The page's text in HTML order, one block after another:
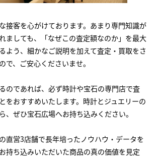
接客を心がけております。あまり専門知識が
ましても、「なぜこの査定額なのか」を最大
よう、細かなご説明を加えて査定・買取をさ
で、ご安心くださいませ。
のであれば、必ず時計や宝石の専門店で査
をおすすめいたします。時計とジュエリーの
、ぜひ宝石広場へお持ち込みください。
直営3店舗で長年培ったノウハウ・データを
持ち込みいただいた商品の真の価値を見定